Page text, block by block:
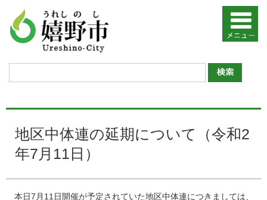
地区中体連の延期について（令和2
年7月11日）
本日7月11日開催が予定されていた地区中体連につきましては、